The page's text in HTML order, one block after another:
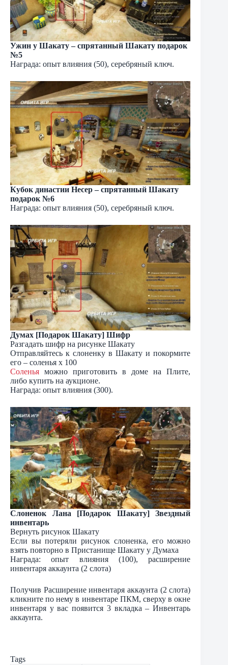
Ужин у Шакату – спрятанный Шакату подарок
№5
Награда: опыт влияния (50), серебряный ключ.
Кубок династии Несер – спрятанный Шакату
подарок №6
Награда: опыт влияния (50), серебряный ключ.
Думах [Подарок Шакату] Шифр
Разгадать шифр на рисунке Шакату
Отправляйтесь к слоненку в Шакату и покормите
его – соленья х 100
Соленья можно приготовить в доме на Плите,
либо купить на аукционе.
Награда: опыт влияния (300).
Слоненок Лана [Подарок Шакату] Звездный
инвентарь
Вернуть рисунок Шакату
Если вы потеряли рисунок слоненка, его можно
взять повторно в Пристанище Шакату у Думаха
Награда: опыт влияния (100), расширение
инвентаря аккаунта (2 слота)
Получив Расширение инвентаря аккаунта (2 слота)
кликните по нему в инвентаре ПКМ, сверху в окне
инвентаря у вас появится 3 вкладка – Инвентарь
аккаунта.
Tags